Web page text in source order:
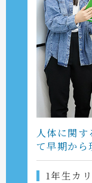
人体に関す
て早期から
1年生カ